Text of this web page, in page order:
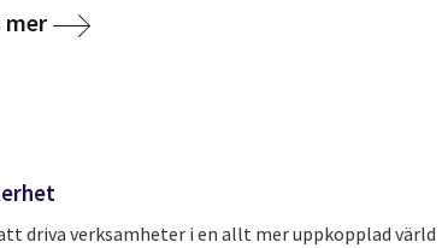
mer
driva verksamheter i en allt mer uppkopplad värld